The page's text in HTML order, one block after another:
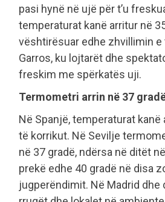
pasi hynë në ujë për t’u
temperaturat kanë arritur në
vështirësuar edhe zhvillimin e
Garros, ku lojtarët dhe
freskim me spërkatës uji.
Termometri arrin në 37
Në Spanjë, temperaturat
të korrikut. Në Sevilje
në 37 gradë, ndërsa në ditët
prekë edhe 40 gradë në disa
jugperëndimit. Në Madrid dhe